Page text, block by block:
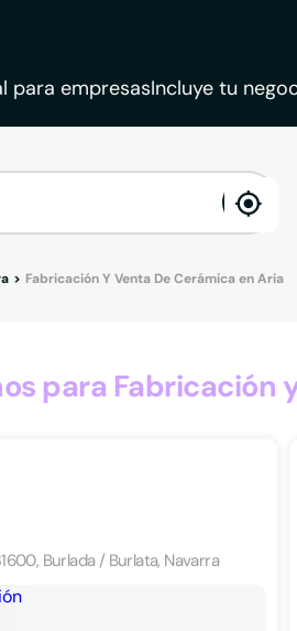
para empresasIncluye tu
Fabricación Y Venta De Cerámica en Aria
para Fabricación
Burlada / Burlata, Navarra